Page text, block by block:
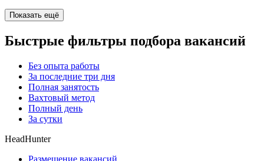
Показать ещё
Быстрые фильтры подбора вакансий
Без опыта работы
За последние три дня
Полная занятость
Вахтовый метод
Полный день
За сутки
HeadHunter
Размещение вакансий